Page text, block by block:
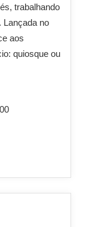
trabalhando
Lançada no
aos
quiosque ou